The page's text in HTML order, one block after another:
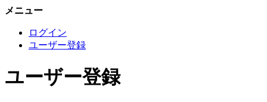
メニュー
ログイン
ユーザー登録
ユーザー登録